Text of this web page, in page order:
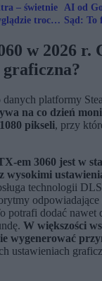
– świetnie
trochę
AI od
Sąd: To
w 2026 r.
graficzna?
danych platformy
na co dzień
pikseli, przy
em 3060 jest w
wysokimi
technologii
odpowiadające
potrafi dodać nawet
W większości
wygenerować
ustawieniach